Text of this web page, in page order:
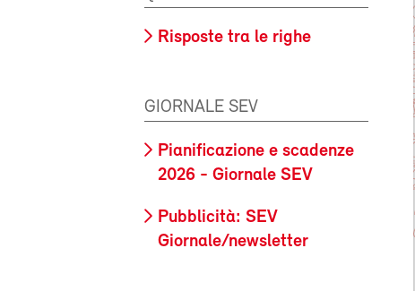
Risposte tra le righe
GIORNALE SEV
Pianificazione e scadenze
2026 - Giornale SEV
Pubblicità: SEV
Giornale/newsletter